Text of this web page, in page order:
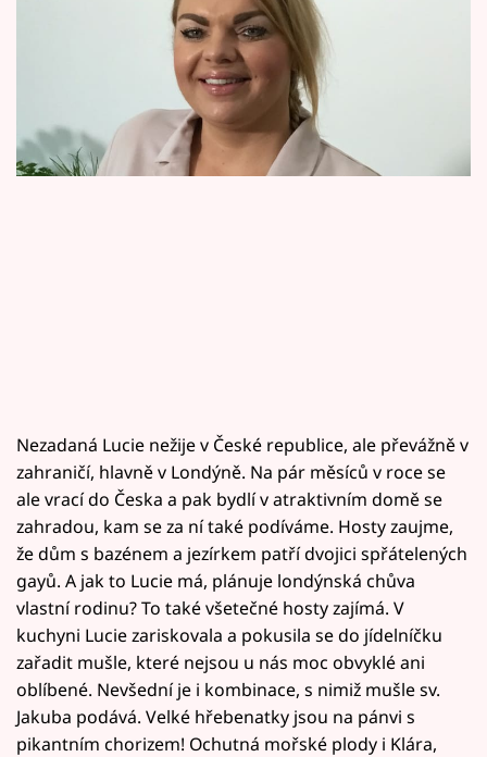
Sledujte prima+
Filmový festival Karlovy Vary
svými příběhy a životním stylem, ale hlavně
Nezadaná Lucie nežije v České republice, ale převážně v
zahraničí, hlavně v Londýně. Na pár měsíců v roce se
ale vrací do Česka a pak bydlí v atraktivním domě se
zahradou, kam se za ní také podíváme. Hosty zaujme,
že dům s bazénem a jezírkem patří dvojici spřátelených
gayů. A jak to Lucie má, plánuje londýnská chůva
vlastní rodinu? To také všetečné hosty zajímá. V
kuchyni Lucie zariskovala a pokusila se do jídelníčku
zařadit mušle, které nejsou u nás moc obvyklé ani
oblíbené. Nevšední je i kombinace, s nimiž mušle sv.
Jakuba podává. Velké hřebenatky jsou na pánvi s
pikantním chorizem! Ochutná mořské plody i Klára,